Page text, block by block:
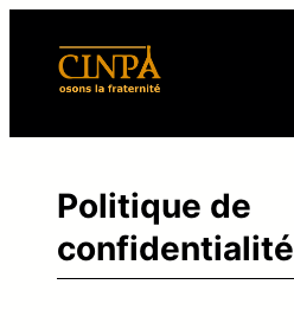
Politique de
confidentialité